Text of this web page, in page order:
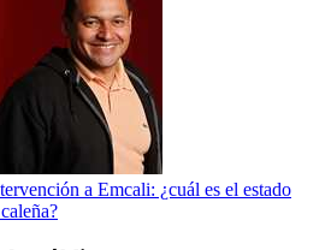
a Emcali: ¿cuál es el estado